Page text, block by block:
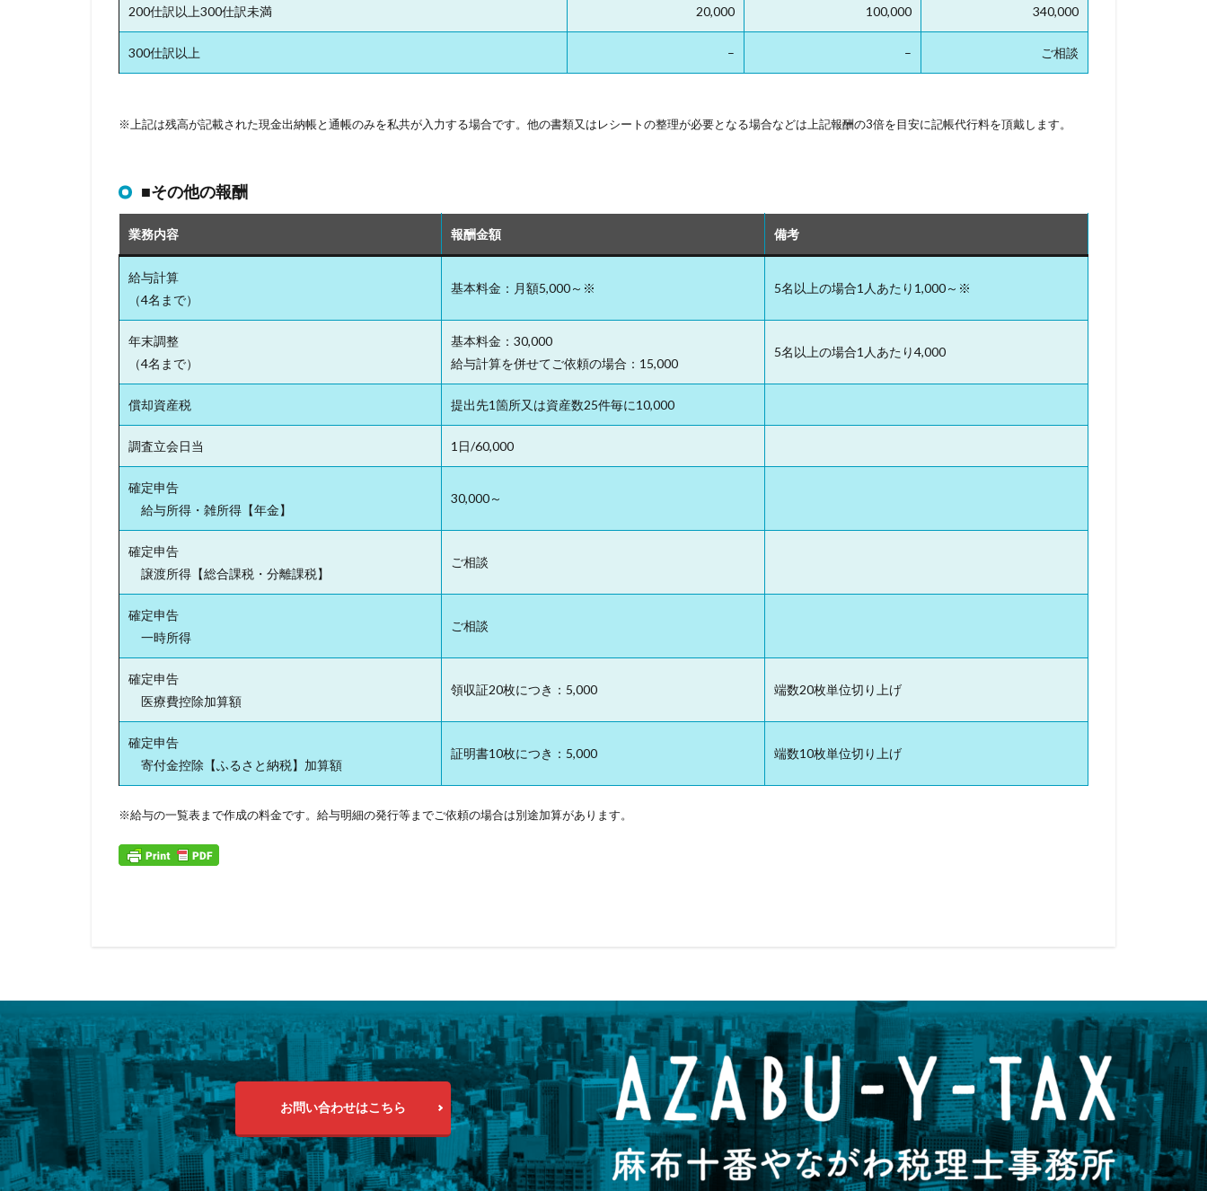
200仕訳以上300仕訳未満 20,000 100,000 340,000
300仕訳以上 – – ご相談
※上記は残高が記載された現金出納帳と通帳のみを私共が入力する場合です。他の書類又はレシートの整理が必要となる場合などは上記報酬の3倍を目安に記帳代行料を頂戴します。
■その他の報酬
業務内容 報酬金額 備考
給与計算
（4名まで）
基本料金：月額5,000～※ 5名以上の場合1人あたり1,000～※
年末調整
（4名まで）
基本料金：30,000
給与計算を併せてご依頼の場合：15,000
5名以上の場合1人あたり4,000
償却資産税 提出先1箇所又は資産数25件毎に10,000
調査立会日当 1日/60,000
確定申告
給与所得・雑所得【年金】
30,000～
確定申告
譲渡所得【総合課税・分離課税】
ご相談
確定申告
一時所得
ご相談
確定申告
医療費控除加算額
領収証20枚につき：5,000 端数20枚単位切り上げ
確定申告
寄付金控除【ふるさと納税】加算額
証明書10枚につき：5,000 端数10枚単位切り上げ
※給与の一覧表まで作成の料金です。給与明細の発行等までご依頼の場合は別途加算があります。
お問い合わせはこちら